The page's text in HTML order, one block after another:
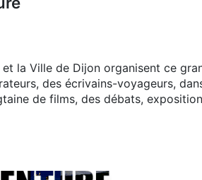
la Ville de Dijon organisent ce
des écrivains-voyageurs,
de films, des débats,